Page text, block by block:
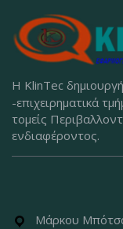
Η KlinTec
-επιχειρηματικά
τομείς
ενδιαφέροντος.
Μάρκου